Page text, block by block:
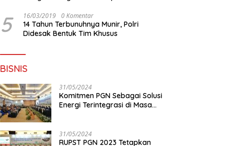
5 16/03/2019 0 Komentar
14 Tahun Terbunuhnya Munir, Polri
Didesak Bentuk Tim Khusus
BISNIS
31/05/2024
Komitmen PGN Sebagai Solusi
Energi Terintegrasi di Masa
31/05/2024
RUPST PGN 2023 Tetapkan